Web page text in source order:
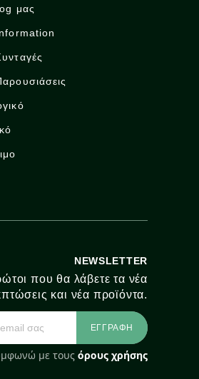
μας
NEWSLETTER
που θα λάβετε τα νέα
και νέα προϊόντα.
με τους όρους χρήσης